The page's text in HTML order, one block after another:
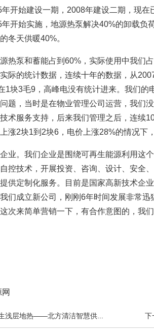
开始建设一期，2008年建设二期，现
开始实施，地源热泵解决40%的卸载负
冬天供暖40%。
热泵和蓄能占到60%，实际使用中我们
际的统计数据，连续十年的数据，从
1块3毛9，高峰电没有统计进来。我们的
题，当时是在物业管理公司运营，我们
术服务支持，后来我们管理之后，连续
涨2块1到2块6，电价上涨28%的情况下
业。我们企业是围绕可再生能源利用这
控技术，开展投资、咨询、设计、安全
供定制化服务。目前是国家高新技术企
们成立新公司，刚刚6年时间发展非常
次来简单营销一下，有合作意图的，我
浅层地热——北方清洁智慧供... 下